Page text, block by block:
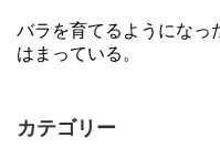
バラを育てるようになっ
はまっている。
カテゴリー